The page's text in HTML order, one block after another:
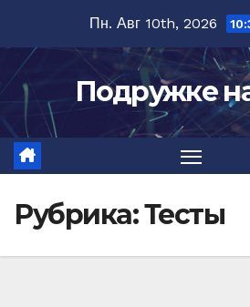
содержимому
Пн. Авг 10th, 2026
Подружке
Рубрика:Тесты